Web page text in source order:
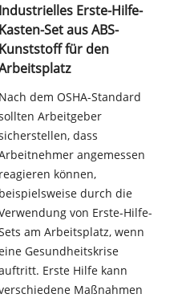
Industrielles Erste-Hilfe-
Kasten-Set aus ABS-
Kunststoff für den
Nach dem OSHA-Standard
Arbeitgeber
dass
angemessen
reagieren können,
beispielsweise durch die
von Erste-Hilfe-
am Arbeitsplatz, wenn
Gesundheitskrise
Erste Hilfe kann
Maßnahmen